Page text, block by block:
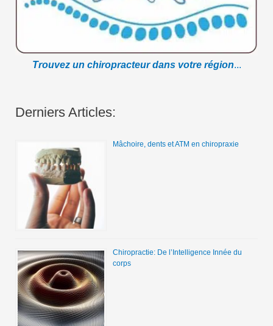
Trouvez un chiropracteur dans votre région...
Derniers Articles:
Mâchoire, dents et ATM en chiropraxie
Chiropractie: De l’Intelligence Innée du
corps